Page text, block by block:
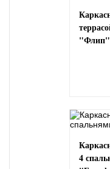
"Флип"
4